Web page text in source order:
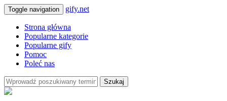
Toggle navigation gify.net
Strona główna
Popularne kategorie
Popularne gify
Pomoc
Poleć nas
Szukaj